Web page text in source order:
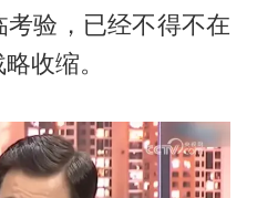
验，已经不得不在
收缩。